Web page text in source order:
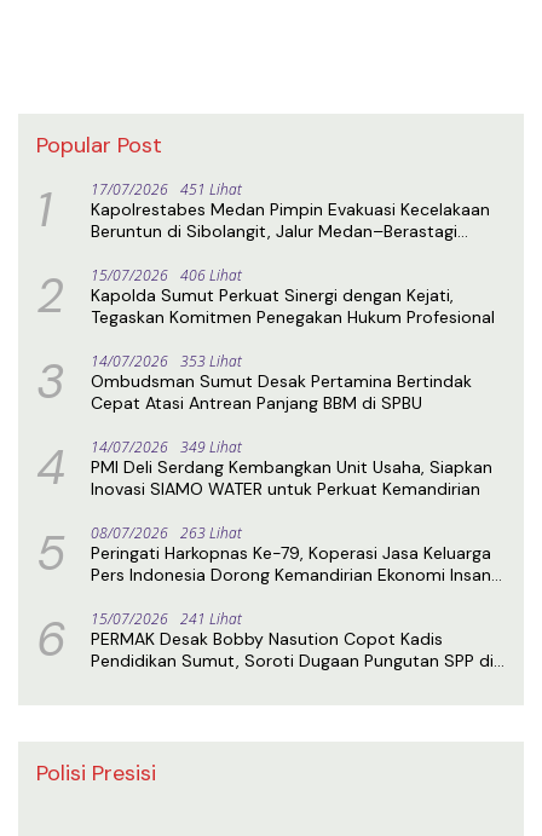
Popular Post
1 17/07/2026 451 Lihat
Kapolrestabes Medan Pimpin Evakuasi Kecelakaan
Beruntun di Sibolangit, Jalur Medan–Berastagi
2 15/07/2026 406 Lihat
Kapolda Sumut Perkuat Sinergi dengan Kejati,
Tegaskan Komitmen Penegakan Hukum Profesional
3 14/07/2026 353 Lihat
Ombudsman Sumut Desak Pertamina Bertindak
Cepat Atasi Antrean Panjang BBM di SPBU
4 14/07/2026 349 Lihat
PMI Deli Serdang Kembangkan Unit Usaha, Siapkan
Inovasi SIAMO WATER untuk Perkuat Kemandirian
5 08/07/2026 263 Lihat
Peringati Harkopnas Ke-79, Koperasi Jasa Keluarga
Pers Indonesia Dorong Kemandirian Ekonomi Insan
6 15/07/2026 241 Lihat
PERMAK Desak Bobby Nasution Copot Kadis
Pendidikan Sumut, Soroti Dugaan Pungutan SPP di
Polisi Presisi